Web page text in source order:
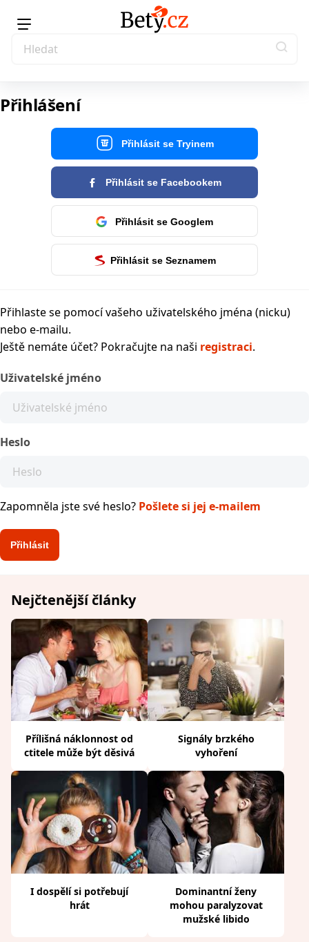
Přihlášení
Přihlásit se Tryinem
Přihlásit se Facebookem
Přihlásit se Googlem
Přihlásit se Seznamem
Přihlaste se pomocí vašeho uživatelského jména (nicku)
nebo e-mailu.
Ještě nemáte účet? Pokračujte na naši registraci.
Uživatelské jméno
Heslo
Zapomněla jste své heslo? Pošlete si jej e-mailem
Nejčtenější články
Přílišná náklonnost od
ctitele může být děsivá
Signály brzkého
vyhoření
I dospělí si potřebují
hrát
Dominantní ženy
mohou paralyzovat
mužské libido